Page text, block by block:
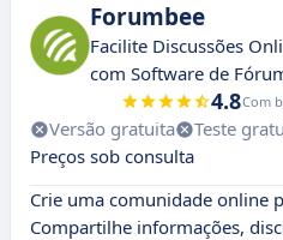
Forumbee
Facilite Discussões
com Software de
4.8Com
Versão gratuita Teste
Preços sob consulta
Crie uma comunidade online
Compartilhe informações,